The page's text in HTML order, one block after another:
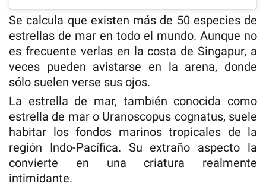
Se calcula que existen más de 50 especies de
estrellas de mar en todo el mundo. Aunque no
es frecuente verlas en la costa de Singapur, a
veces pueden avistarse en la arena, donde
sólo suelen verse sus ojos.
La estrella de mar, también conocida como
estrella de mar o Uranoscopus cognatus, suele
habitar los fondos marinos tropicales de la
región Indo-Pacífica. Su extraño aspecto la
convierte en una criatura realmente
intimidante.